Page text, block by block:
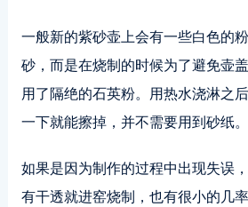
一般新的紫砂壶上会有一些白色的
砂，而是在烧制的时候为了避免壶
用了隔绝的石英粉。用热水浇淋之
一下就能擦掉，并不需要用到砂纸。
如果是因为制作的过程中出现失误
有干透就进窑烧制，也有很小的几